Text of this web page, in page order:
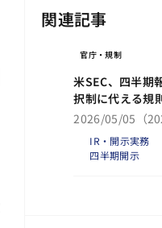
関連記事
官庁・規制
米SEC、四半期
択制に代える規
2026/05/05 （
IR・開示実務
四半期開示